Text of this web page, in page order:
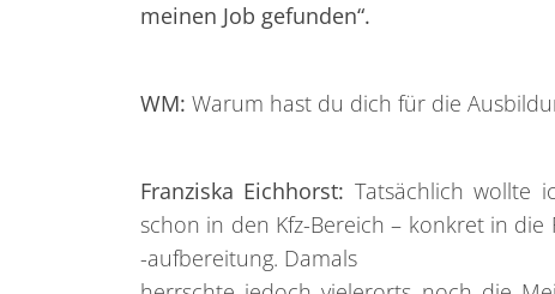
meinen Job gefunden“.
WM: Warum hast du dich für die
Franziska Eichhorst: Tatsächlich wollte
schon in den Kfz-Bereich – konkret in die
-aufbereitung. Damals